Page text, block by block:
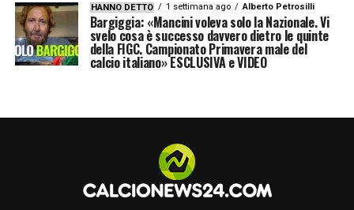
HANNO DETTO 1 settimana ago Alberto Petrosilli
Bargiggia: «Mancini voleva solo la Nazionale. Vi
svelo cosa è successo davvero dietro le quinte
della FIGC. Campionato Primavera male del
calcio italiano» ESCLUSIVA e VIDEO